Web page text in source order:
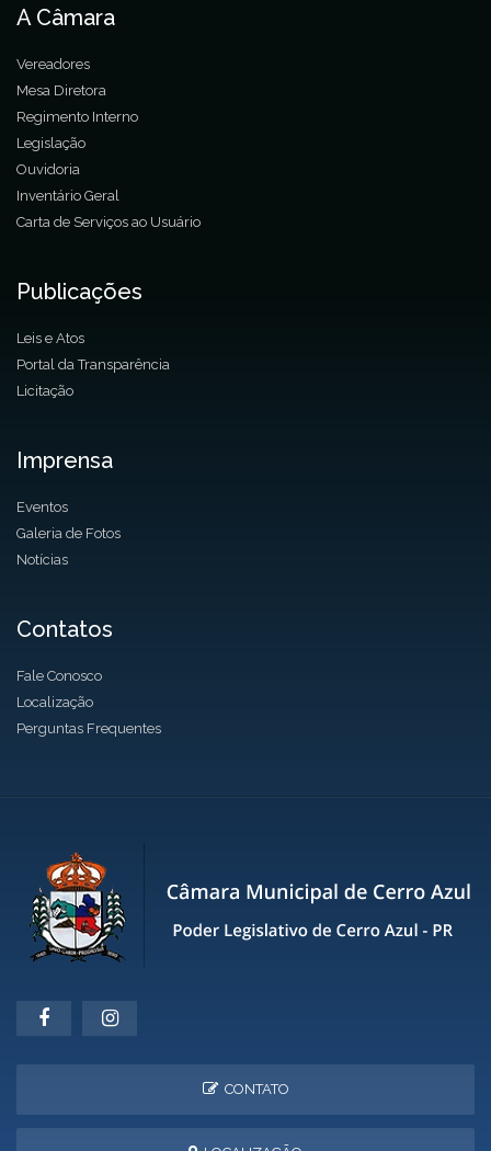
A Câmara
Vereadores
Mesa Diretora
Regimento Interno
Legislação
Ouvidoria
Inventário Geral
Carta de Serviços ao Usuário
Publicações
Leis e Atos
Portal da Transparência
Licitação
Imprensa
Eventos
Galeria de Fotos
Notícias
Contatos
Fale Conosco
Localização
Perguntas Frequentes
CONTATO